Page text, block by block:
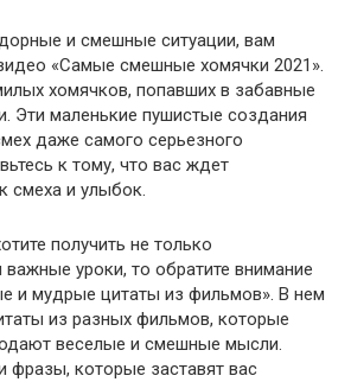
и смешные ситуации, вам
«Самые смешные хомячки 2021».
хомячков, попавших в забавные
Эти маленькие пушистые создания
даже самого серьезного
к тому, что вас ждет
смеха и улыбок.
получить не только
важные уроки, то обратите внимание
и мудрые цитаты из фильмов». В нем
из разных фильмов, которые
веселые и смешные мысли.
фразы, которые заставят вас